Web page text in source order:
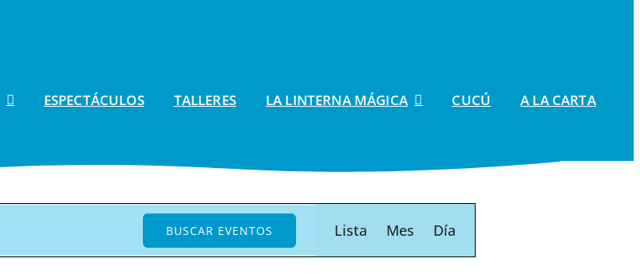
ESPECTÁCULOS TALLERES LA LINTERNA MÁGICA CUCÚ A LA CARTA
BUSCAR EVENTOS
de
Lista Mes Día